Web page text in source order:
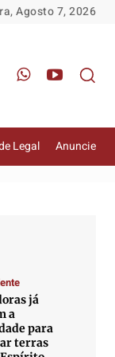
Agosto 7, 2026
Legal Anuncie
já
a
para
terras